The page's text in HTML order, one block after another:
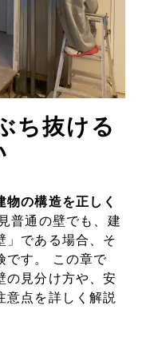
ち抜ける
物の構造を正しく
普通の壁でも、建
」である場合、そ
です。 この章で
の見分け方や、安
意点を詳しく解説